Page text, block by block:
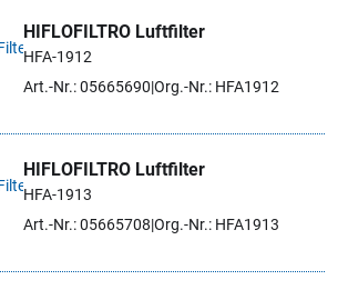
HIFLOFILTRO Luftfilter
HFA-1912
Art.-Nr.: 05665690 Org.-Nr.: HFA1912
HIFLOFILTRO Luftfilter
HFA-1913
Art.-Nr.: 05665708 Org.-Nr.: HFA1913